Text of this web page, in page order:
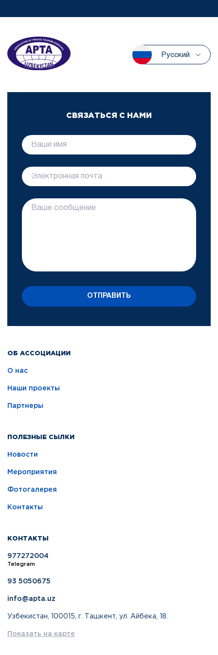
Русский
ОБ АССОЦИАЦИИ
О нас
Наши проекты
Партнеры
ПОЛЕЗНЫЕ СЫЛКИ
Новости
Мероприятия
Фотогалерея
Контакты
КОНТАКТЫ
977272004
Telegram
93 5050675
info@apta.uz
Узбекистан, 100015, г. Ташкент, ул. Айбека, 18.
Показать на карте
СВЯЗАТЬСЯ С НАМИ
ОТПРАВИТЬ